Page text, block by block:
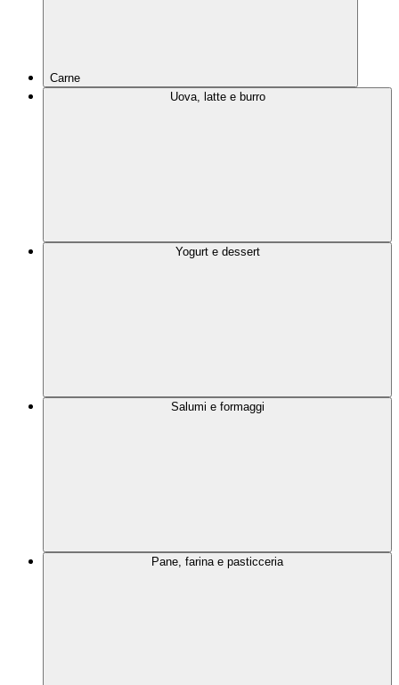
Carne
Uova, latte e burro
Yogurt e dessert
Salumi e formaggi
Pane, farina e pasticceria